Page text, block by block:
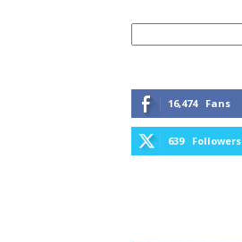
16,474 Fans
639 Followers